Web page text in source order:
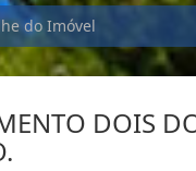
do Imóvel
DOIS